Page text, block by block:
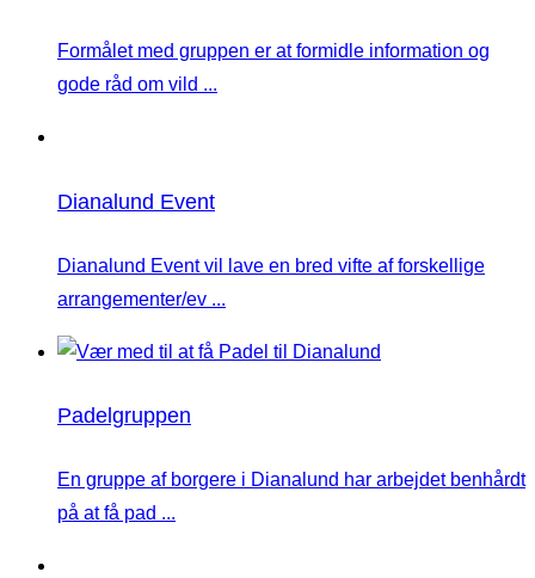
Formålet med gruppen er at formidle information og
gode råd om vild ...
Dianalund Event
Dianalund Event vil lave en bred vifte af forskellige
arrangementer/ev ...
Padelgruppen
En gruppe af borgere i Dianalund har arbejdet benhårdt
på at få pad ...